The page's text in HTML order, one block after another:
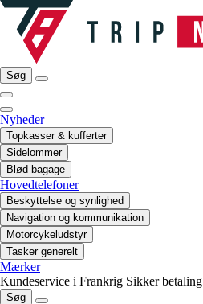
Søg
Nyheder
Topkasser & kufferter
Sidelommer
Blød bagage
Hovedtelefoner
Beskyttelse og synlighed
Navigation og kommunikation
Motorcykeludstyr
Tasker generelt
Mærker
Kundeservice i Frankrig Sikker betaling
Søg